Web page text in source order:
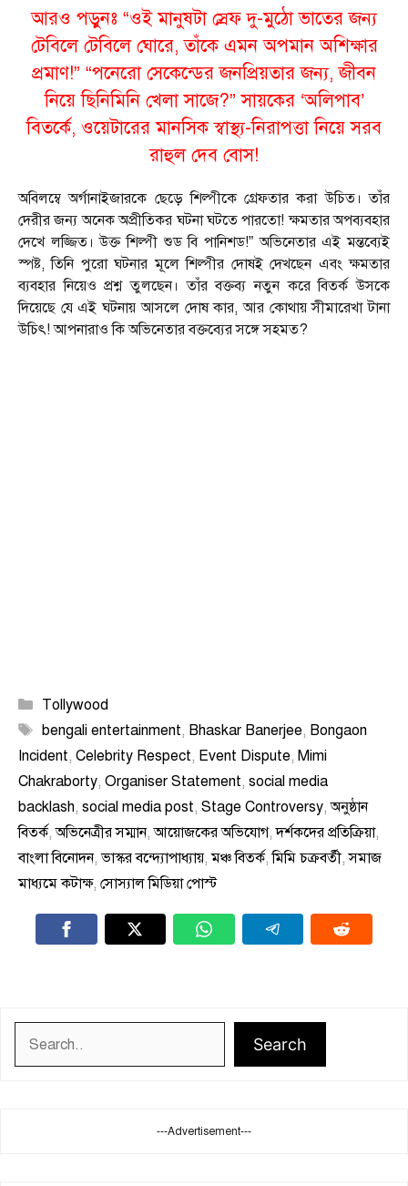
আরও পড়ুনঃ “ওই মানুষটা স্রেফ দু-মুঠো ভাতের জন্য
টেবিলে টেবিলে ঘোরে, তাঁকে এমন অপমান অশিক্ষার
প্রমাণ!” “পনেরো সেকেন্ডের জনপ্রিয়তার জন্য, জীবন
নিয়ে ছিনিমিনি খেলা সাজে?” সায়কের ‘অলিপাব’
বিতর্কে, ওয়েটারের মানসিক স্বাস্থ্য-নিরাপত্তা নিয়ে সরব
রাহুল দেব বোস!
অবিলম্বে অর্গানাইজারকে ছেড়ে শিল্পীকে গ্রেফতার করা উচিত। তাঁর
দেরীর জন্য অনেক অপ্রীতিকর ঘটনা ঘটতে পারতো! ক্ষমতার অপব্যবহার
দেখে লজ্জিত। উক্ত শিল্পী শুড বি পানিশড!” অভিনেতার এই মন্তব্যেই
স্পষ্ট, তিনি পুরো ঘটনার মূলে শিল্পীর দোষই দেখছেন এবং ক্ষমতার
ব্যবহার নিয়েও প্রশ্ন তুলছেন। তাঁর বক্তব্য নতুন করে বিতর্ক উসকে
দিয়েছে যে এই ঘটনায় আসলে দোষ কার, আর কোথায় সীমারেখা টানা
উচিৎ! আপনারাও কি অভিনেতার বক্তব্যের সঙ্গে সহমত?
Categories
Tollywood
Tags
bengali entertainment, Bhaskar Banerjee, Bongaon
Incident, Celebrity Respect, Event Dispute, Mimi
Chakraborty, Organiser Statement, social media
backlash, social media post, Stage Controversy,অনুষ্ঠান
বিতর্ক,অভিনেত্রীর সম্মান,আয়োজকের অভিযোগ,দর্শকদের প্রতিক্রিয়া,
বাংলা বিনোদন,ভাস্কর বন্দ্যোপাধ্যায়,মঞ্চ বিতর্ক,মিমি চক্রবর্তী,সমাজ
মাধ্যমে কটাক্ষ, সোস্যাল মিডিয়া পোস্ট
Search
---Advertisement---